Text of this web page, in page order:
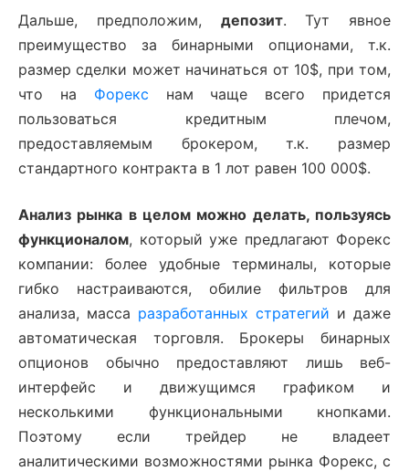
Дальше, предположим, депозит. Тут явное
преимущество за бинарными опционами, т.к.
размер сделки может начинаться от 10$, при том,
что на Форекс нам чаще всего придется
пользоваться кредитным плечом,
предоставляемым брокером, т.к. размер
стандартного контракта в 1 лот равен 100 000$.
Анализ рынка в целом можно делать, пользуясь
функционалом, который уже предлагают Форекс
компании: более удобные терминалы, которые
гибко настраиваются, обилие фильтров для
анализа, масса разработанных стратегий и даже
автоматическая торговля. Брокеры бинарных
опционов обычно предоставляют лишь веб-
интерфейс и движущимся графиком и
несколькими функциональными кнопками.
Поэтому если трейдер не владеет
аналитическими возможностями рынка Форекс, с